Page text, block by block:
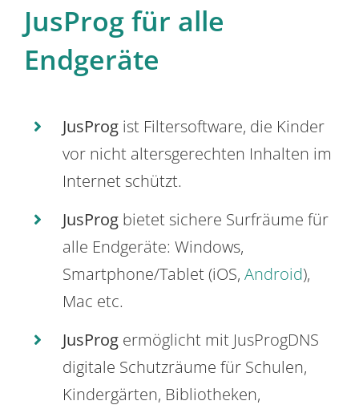
JusProg für alle
Endgeräte
JusProg ist Filtersoftware, die Kinder
vor nicht altersgerechten Inhalten im
Internet schützt.
JusProg bietet sichere Surfräume für
alle Endgeräte: Windows,
Smartphone/Tablet (iOS, Android),
Mac etc.
JusProg ermöglicht mit JusProgDNS
digitale Schutzräume für Schulen,
Kindergärten, Bibliotheken,